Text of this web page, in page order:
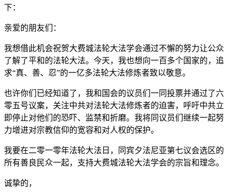
下：
亲爱的朋友们：
我想借此机会祝贺大费城法轮大法学会通过不懈的努力让公众
了解了平和的法轮大法。今天，我也想向一百多个国家的，追
求“真、善、忍”的一亿多法轮大法修炼者致以敬意。
也许你们已经知道了，我和国会的议员们一同投票并通过了六
零五号议案，关注中共对法轮大法修炼者的迫害，呼吁中共立
即停止对他们的恐吓、监禁和折磨。我将同议员们继续一起努
力增进对宗教信仰的宽容和对人权的保护。
我要在二零一零年法轮大法日，同宾夕法尼亚第七议会选区的
所有善良民众一起，支持大费城法轮大法学会的宗旨和理念。
诚挚的，